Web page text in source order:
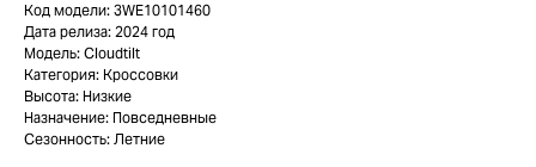
Код модели: 3WE10101460
Дата релиза: 2024 год
Модель: Cloudtilt
Категория: Кроссовки
Высота: Низкие
Назначение: Повседневные
Сезонность: Летние
TELEGRAM